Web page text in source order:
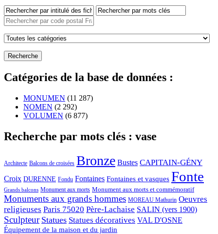
Catégories de la base de données :
MONUMEN (11 287)
NOMEN (2 292)
VOLUMEN (6 877)
Recherche par mots clés : vase
Architecte Balcons de croisées Bronze Bustes CAPITAIN-GÉNY
Croix DURENNE Fondu Fontaines Fontaines et vasques Fonte
Grands balcons Monument aux morts Monument aux morts et commémoratif
Monuments aux grands hommes MOREAU Mathurin Oeuvres
religieuses Paris 75020 Père-Lachaise SALIN (vers 1900)
Sculpteur Statues Statues décoratives VAL D'OSNE
Équipement de la maison et du jardin